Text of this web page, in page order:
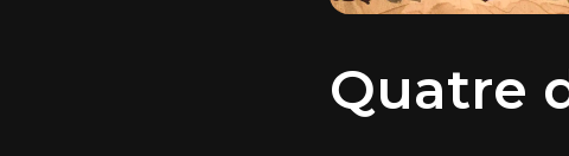
Quatre